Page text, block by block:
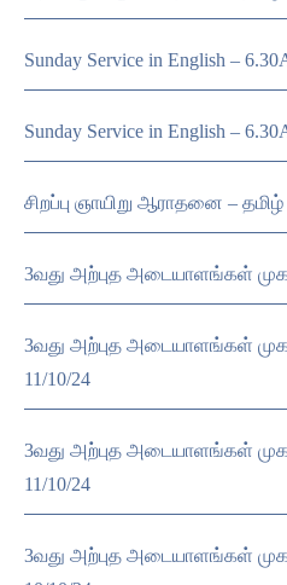
Sunday Service in English –
Sunday Service in English –
சிறப்பு ஞாயிறு ஆராதனை – தமிழ்
3வது அற்புத அடையாளங்கள்
3வது அற்புத அடையாளங்கள்
11/10/24
3வது அற்புத அடையாளங்கள்
11/10/24
3வது அற்புத அடையாளங்கள்